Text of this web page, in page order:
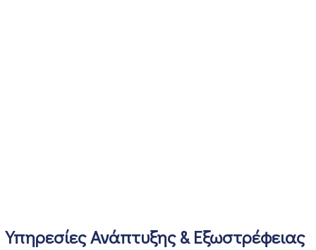
Υπηρεσίες Ανάπτυξης & Εξωστρέφειας